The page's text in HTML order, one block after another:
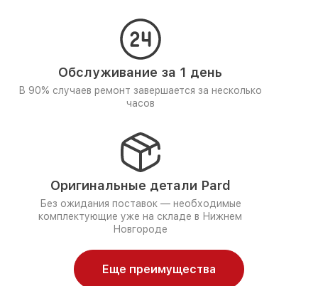
Обслуживание за 1 день
В 90% случаев ремонт завершается за несколько
часов
Оригинальные детали Pard
Без ожидания поставок — необходимые
комплектующие уже на складе в Нижнем
Новгороде
Еще преимущества